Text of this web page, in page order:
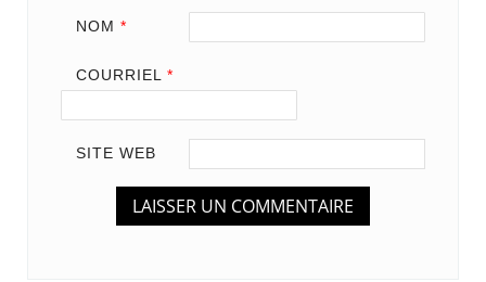
NOM *
COURRIEL *
SITE WEB